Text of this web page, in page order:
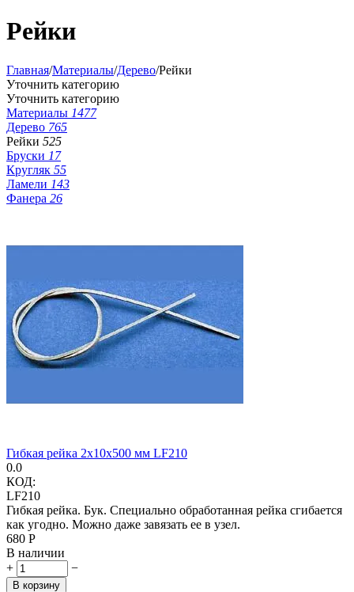
Рейки
Главная/Материалы/Дерево/Рейки
Уточнить категорию
Уточнить категорию
Материалы 1477
Дерево 765
Рейки 525
Бруски 17
Кругляк 55
Ламели 143
Фанера 26
Гибкая рейка 2х10х500 мм LF210
0.0
КОД:
LF210
Гибкая рейка. Бук. Специально обработанная рейка сгибается
как угодно. Можно даже завязать ее в узел.
‍680‍ Р
В наличии
+
−
В корзину